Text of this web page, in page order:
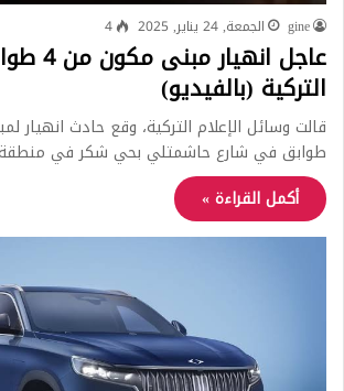
gine الجمعة, 24 يناير, 2025 4
عاجل
التركية (بالفيديو)
طوابق في شارع حاشمتلي بحي شكر في
أكمل القراءة »